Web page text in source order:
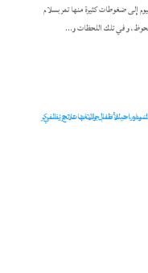
إلى ضغوطات كثيرة منها تمر بسلام
و في تلك اللحظات و...